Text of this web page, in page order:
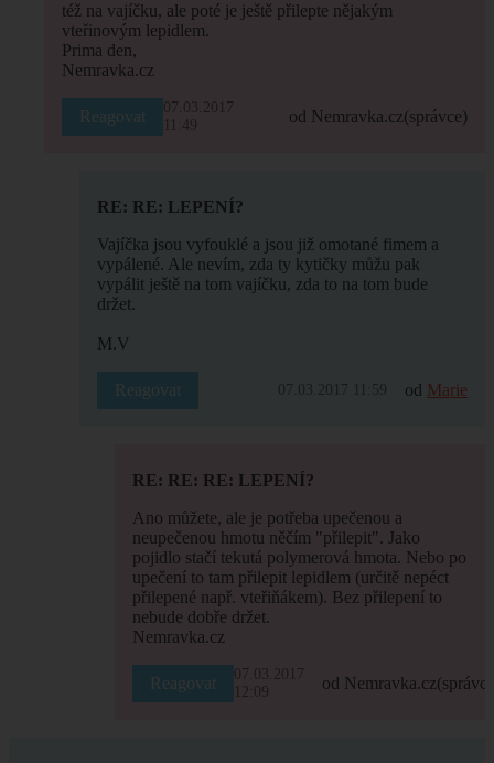
též na vajíčku, ale poté je ještě přilepte nějakým
vteřinovým lepidlem.
Prima den,
Nemravka.cz
Reagovat
07.03.2017
11:49
od Nemravka.cz(správce)
RE: RE: LEPENÍ?
Vajíčka jsou vyfouklé a jsou již omotané fimem a
vypálené. Ale nevím, zda ty kytičky můžu pak
vypálit ještě na tom vajíčku, zda to na tom bude
držet.
M.V
Reagovat 07.03.2017 11:59 od Marie
RE: RE: RE: LEPENÍ?
Ano můžete, ale je potřeba upečenou a
neupečenou hmotu něčím "přilepit". Jako
pojidlo stačí tekutá polymerová hmota. Nebo po
upečení to tam přilepit lepidlem (určitě nepéct
přilepené např. vteřiňákem). Bez přilepení to
nebude dobře držet.
Nemravka.cz
Reagovat
07.03.2017
12:09
od Nemravka.cz